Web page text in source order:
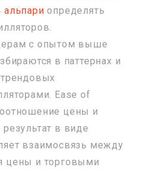
альпари определять
с опытом выше
в паттернах и
Ease of
цены и
в виде
взаимосвязь между
цены и торговыми